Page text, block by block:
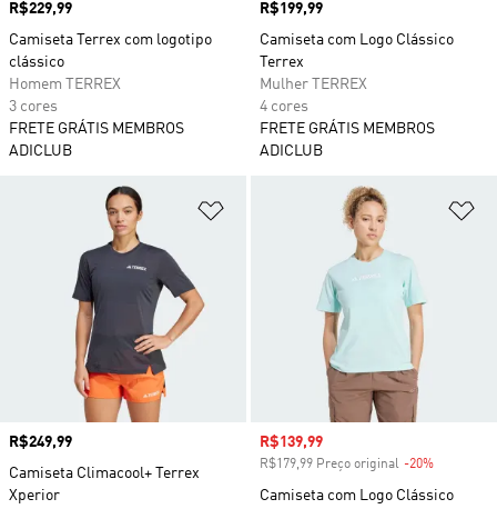
Preço
R$229,99
Camiseta Terrex com logotipo
clássico
Homem TERREX
3 cores
FRETE GRÁTIS MEMBROS
ADICLUB
Preço
R$199,99
Camiseta com Logo Clássico
Terrex
Mulher TERREX
4 cores
FRETE GRÁTIS MEMBROS
ADICLUB
Adicionar à Lista de Desejos
Preço
R$249,99
Camiseta Climacool+ Terrex
Xperior
Preço com desconto
R$139,99
R$179,99 Preço original -20%
Camiseta com Logo Clássico